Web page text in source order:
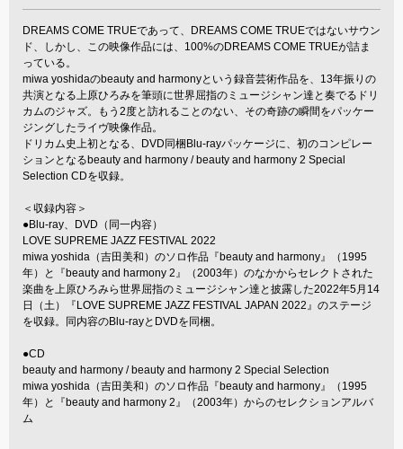
DREAMS COME TRUEであって、DREAMS COME TRUEではないサウン
ド、しかし、この映像作品には、100%のDREAMS COME TRUEが詰ま
っている。
miwa yoshidaのbeauty and harmonyという録音芸術作品を、13年振りの
共演となる上原ひろみを筆頭に世界屈指のミュージシャン達と奏でるドリ
カムのジャズ。もう2度と訪れることのない、その奇跡の瞬間をパッケー
ジングしたライヴ映像作品。
ドリカム史上初となる、DVD同梱Blu-rayパッケージに、初のコンピレー
ションとなるbeauty and harmony / beauty and harmony 2 Special
Selection CDを収録。
＜収録内容＞
●Blu-ray、DVD（同一内容）
LOVE SUPREME JAZZ FESTIVAL 2022
miwa yoshida（吉田美和）のソロ作品『beauty and harmony』（1995
年）と『beauty and harmony 2』（2003年）のなかからセレクトされた
楽曲を上原ひろみら世界屈指のミュージシャン達と披露した2022年5月14
日（土）『LOVE SUPREME JAZZ FESTIVAL JAPAN 2022』のステージ
を収録。同内容のBlu-rayとDVDを同梱。
●CD
beauty and harmony / beauty and harmony 2 Special Selection
miwa yoshida（吉田美和）のソロ作品『beauty and harmony』（1995
年）と『beauty and harmony 2』（2003年）からのセレクションアルバ
ム